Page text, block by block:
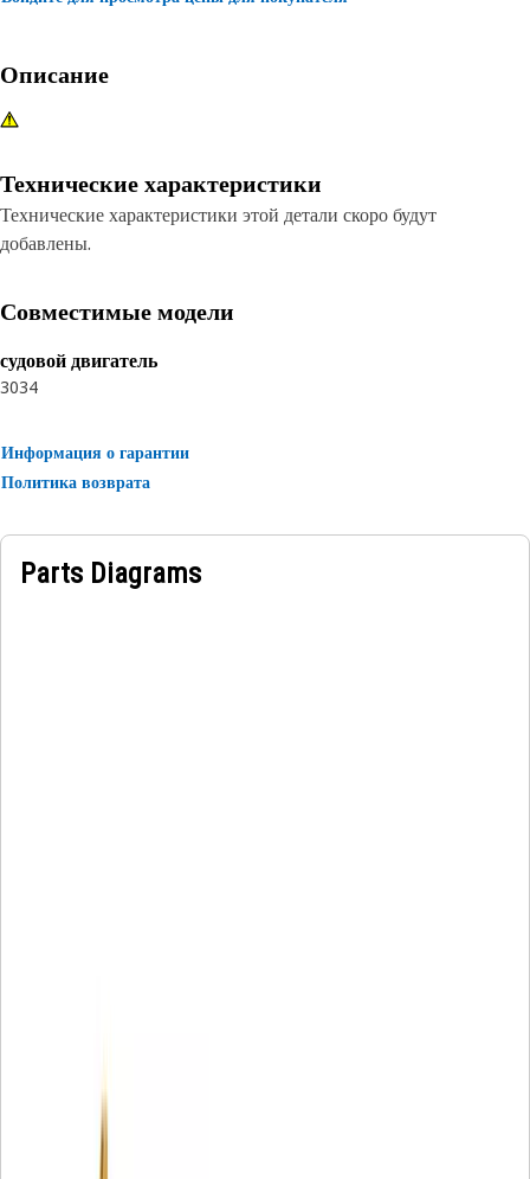
Описание
Технические характеристики
Технические характеристики этой детали скоро будут
добавлены.
Совместимые модели
судовой двигатель
3034
Информация о гарантии
Политика возврата
Parts Diagrams